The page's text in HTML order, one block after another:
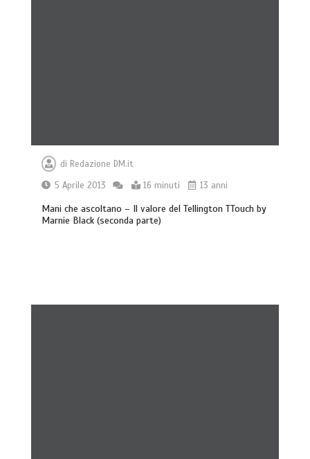
diRedazione DM.it
5 Aprile 2013
16 minuti 13 anni
Mani che ascoltano – Il valore del Tellington TTouch by
Marnie Black (seconda parte)